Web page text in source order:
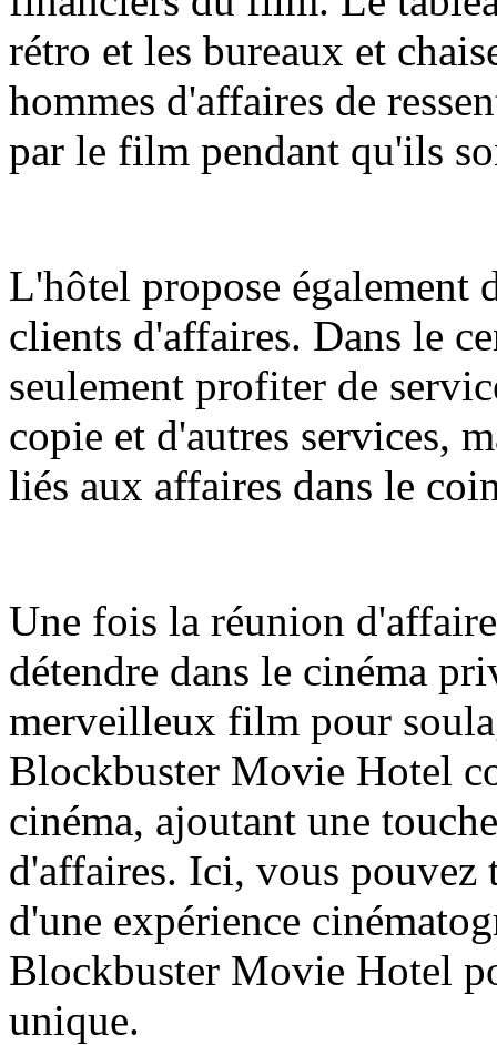
rétro et les bureaux et
hommes d'affaires de
par le film pendant qu'ils
L'hôtel propose également
clients d'affaires. Dans le
seulement profiter de
copie et d'autres services,
liés aux affaires dans le
Une fois la réunion
détendre dans le cinéma
merveilleux film pour
Blockbuster Movie Hotel
cinéma, ajoutant une
d'affaires. Ici, vous
d'une expérience
Blockbuster Movie Hotel
unique.